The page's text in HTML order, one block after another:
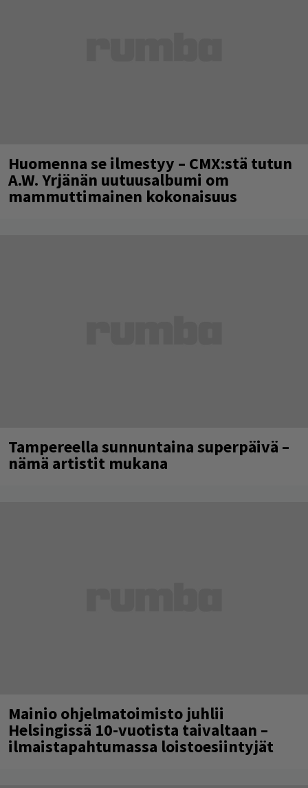
Huomenna se ilmestyy – CMX:stä tutun
A.W. Yrjänän uutuusalbumi om
mammuttimainen kokonaisuus
Tampereella sunnuntaina superpäivä –
nämä artistit mukana
Mainio ohjelmatoimisto juhlii
Helsingissä 10-vuotista taivaltaan –
ilmaistapahtumassa loistoesiintyjät